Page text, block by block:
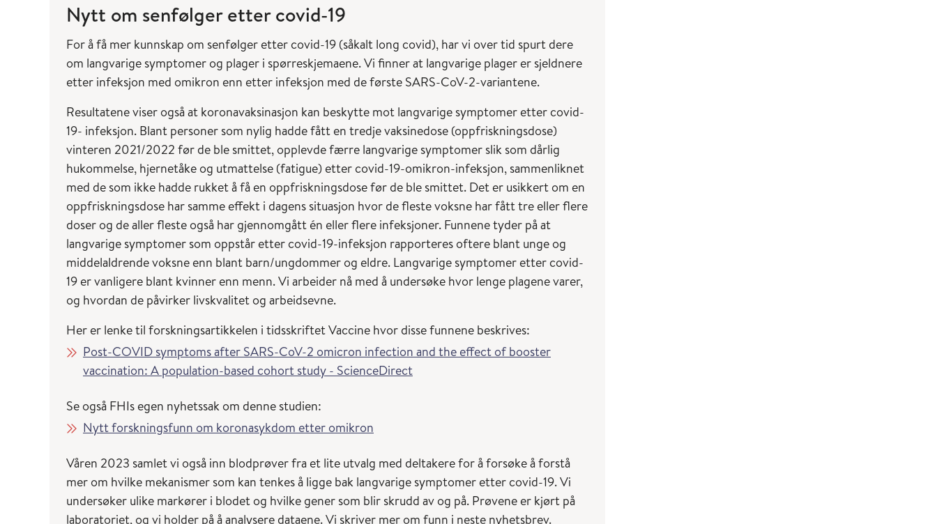
Nytt om senfølger etter covid-19
For å få mer kunnskap om senfølger etter covid-19 (såkalt long covid), har vi over tid spurt dere
om langvarige symptomer og plager i spørreskjemaene. Vi finner at langvarige plager er sjeldnere
etter infeksjon med omikron enn etter infeksjon med de første SARS-CoV-2-variantene.
Resultatene viser også at koronavaksinasjon kan beskytte mot langvarige symptomer etter covid-
19- infeksjon. Blant personer som nylig hadde fått en tredje vaksinedose (oppfriskningsdose)
vinteren 2021/2022 før de ble smittet, opplevde færre langvarige symptomer slik som dårlig
hukommelse, hjernetåke og utmattelse (fatigue) etter covid-19-omikron-infeksjon, sammenliknet
med de som ikke hadde rukket å få en oppfriskningsdose før de ble smittet. Det er usikkert om en
oppfriskningsdose har samme effekt i dagens situasjon hvor de fleste voksne har fått tre eller flere
doser og de aller fleste også har gjennomgått én eller flere infeksjoner. Funnene tyder på at
langvarige symptomer som oppstår etter covid-19-infeksjon rapporteres oftere blant unge og
middelaldrende voksne enn blant barn/ungdommer og eldre. Langvarige symptomer etter covid-
19 er vanligere blant kvinner enn menn. Vi arbeider nå med å undersøke hvor lenge plagene varer,
og hvordan de påvirker livskvalitet og arbeidsevne.
Her er lenke til forskningsartikkelen i tidsskriftet Vaccine hvor disse funnene beskrives:
Post-COVID symptoms after SARS-CoV-2 omicron infection and the effect of booster
vaccination: A population-based cohort study - ScienceDirect
Se også FHIs egen nyhetssak om denne studien:
Nytt forskningsfunn om koronasykdom etter omikron
Våren 2023 samlet vi også inn blodprøver fra et lite utvalg med deltakere for å forsøke å forstå
mer om hvilke mekanismer som kan tenkes å ligge bak langvarige symptomer etter covid-19. Vi
undersøker ulike markører i blodet og hvilke gener som blir skrudd av og på. Prøvene er kjørt på
laboratoriet, og vi holder på å analysere dataene. Vi skriver mer om funn i neste nyhetsbrev.